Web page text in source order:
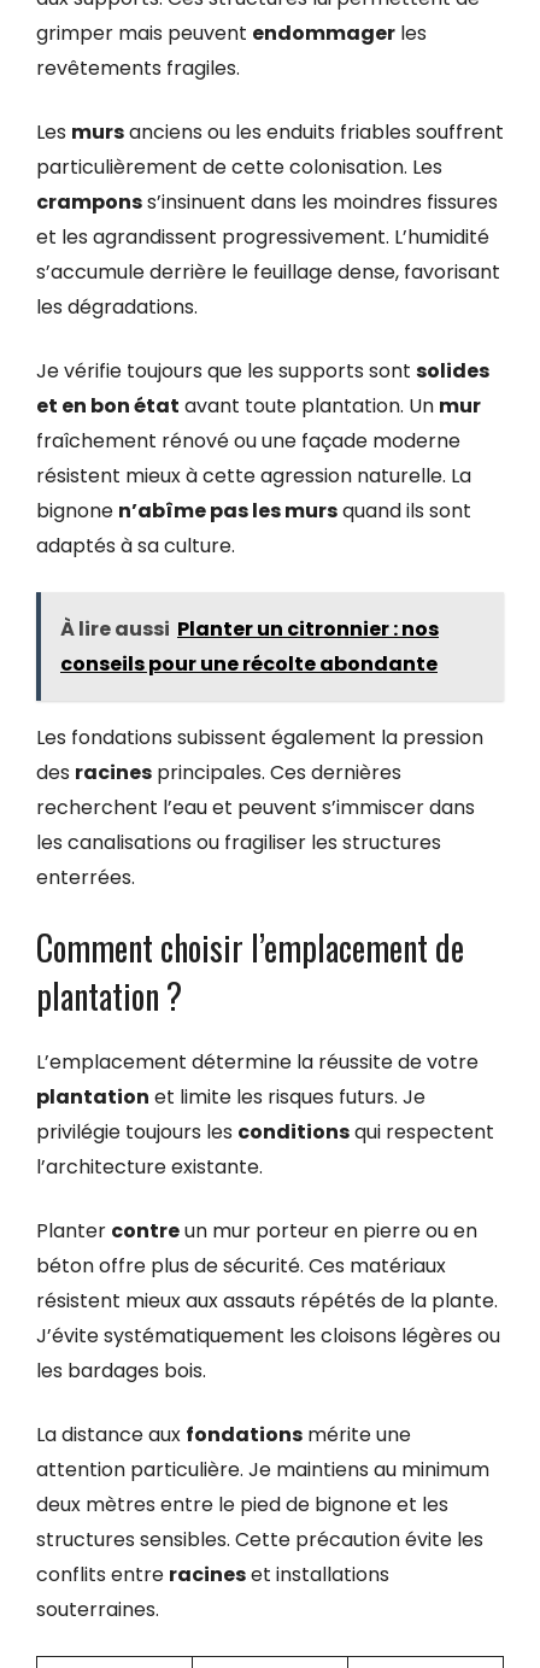
grimper mais peuvent endommager les
revêtements fragiles.
Les mursanciens ou les enduits friables souffrent
particulièrement de cette colonisation. Les
cramponss’insinuent dans les moindres fissures
et les agrandissent progressivement. L’humidité
s’accumule derrière le feuillage dense, favorisant
les dégradations.
Je vérifie toujours que les supports sont solides
et en bon état avant toute plantation. Un mur
fraîchement rénové ou une façade moderne
résistent mieux à cette agression naturelle. La
bignone n’abîme pas les mursquand ils sont
adaptés à sa culture.
À lire aussi Planter un citronnier : nos
conseils pour une récolte abondante
Les fondations subissent également la pression
des racines principales. Ces dernières
recherchent l’eau et peuvent s’immiscer dans
les canalisations ou fragiliser les structures
enterrées.
Comment choisir l’emplacement de
plantation ?
L’emplacement détermine la réussite de votre
plantation et limite les risques futurs. Je
privilégie toujours les conditionsqui respectent
l’architecture existante.
Planter contreun mur porteur en pierre ou en
béton offre plus de sécurité. Ces matériaux
résistent mieux aux assauts répétés de la plante.
J’évite systématiquement les cloisons légères ou
les bardages bois.
La distance aux fondations mérite une
attention particulière. Je maintiens au minimum
deux mètres entre le pied de bignone et les
structures sensibles. Cette précaution évite les
conflits entre racineset installations
souterraines.